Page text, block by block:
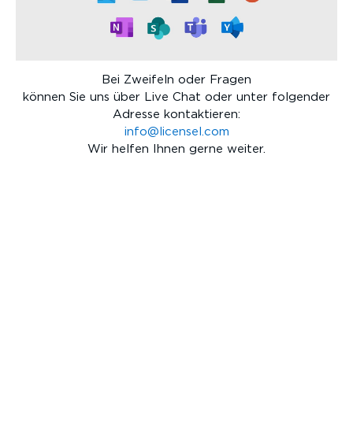
Bei Zweifeln oder Fragen
können Sie uns über Live Chat oder unter folgender
Adresse kontaktieren:
info@licensel.com
Wir helfen Ihnen gerne weiter.